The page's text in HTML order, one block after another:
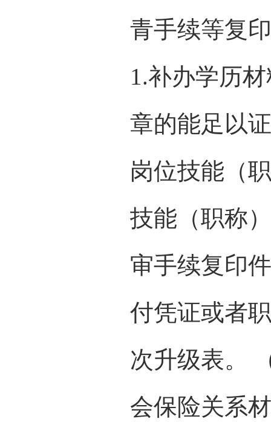
青手续等复
1.补办学历
章的能足以
岗位技能（
技能（职称
审手续复印
付凭证或者
次升级表。
会保险关系